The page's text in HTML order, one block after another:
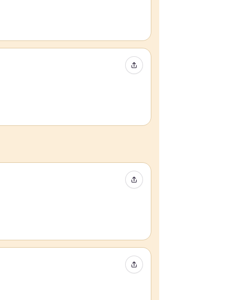
Compartir evento
Compartir evento
Compartir evento